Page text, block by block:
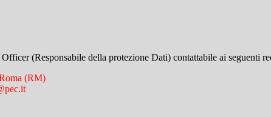
(Responsabile della protezione Dati) contattabile ai seguenti
(RM)